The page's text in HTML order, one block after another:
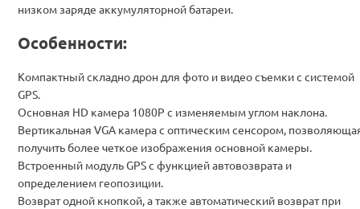
низком заряде аккумуляторной батареи.
Особенности:
Компактный складно дрон для фото и видео съемки с системой
GPS.
Основная HD камера 1080P с изменяемым углом наклона.
Вертикальная VGA камера с оптическим сенсором,
получить более четкое изображения основной камеры.
Встроенный модуль GPS с функцией автовозврата и
определением геопозиции.
Возврат одной кнопкой, а также автоматический возврат при